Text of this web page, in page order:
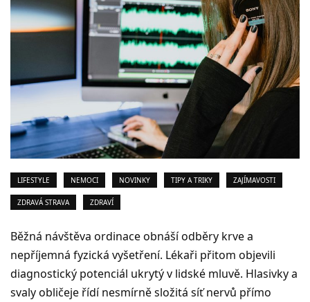
LIFESTYLE NEMOCI NOVINKY TIPY A TRIKY ZAJÍMAVOSTI
ZDRAVÁ STRAVA ZDRAVÍ
Běžná návštěva ordinace obnáší odběry krve a
nepříjemná fyzická vyšetření. Lékaři přitom objevili
diagnostický potenciál ukrytý v lidské mluvě. Hlasivky a
svaly obličeje řídí nesmírně složitá síť nervů přímo